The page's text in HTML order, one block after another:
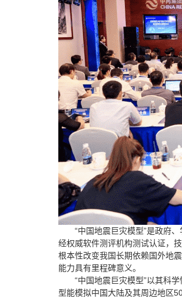
“中国地震巨灾模型”是政府
经权威软件测评机构测试认证，
根本性改变我国长期依赖国外地
能力具有里程碑意义。
“中国地震巨灾模型”以其科
型能模拟中国大陆及其周边地区